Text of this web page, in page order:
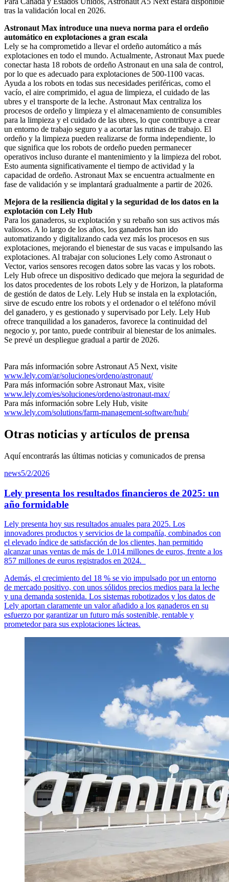
tras la validación local en 2026.
Astronaut Max introduce una nueva norma para el ordeño
automático en explotaciones a gran escala
Lely se ha comprometido a llevar el ordeño automático a más
explotaciones en todo el mundo. Actualmente, Astronaut Max puede
conectar hasta 18 robots de ordeño Astronaut en una sala de control,
por lo que es adecuado para explotaciones de 500-1100 vacas.
Ayuda a los robots en todas sus necesidades periféricas, como el
vacío, el aire comprimido, el agua de limpieza, el cuidado de las
ubres y el transporte de la leche. Astronaut Max centraliza los
procesos de ordeño y limpieza y el almacenamiento de consumibles
para la limpieza y el cuidado de las ubres, lo que contribuye a crear
un entorno de trabajo seguro y a acortar las rutinas de trabajo. El
ordeño y la limpieza pueden realizarse de forma independiente, lo
que significa que los robots de ordeño pueden permanecer
operativos incluso durante el mantenimiento y la limpieza del robot.
Esto aumenta significativamente el tiempo de actividad y la
capacidad de ordeño. Astronaut Max se encuentra actualmente en
fase de validación y se implantará gradualmente a partir de 2026.
Mejora de la resiliencia digital y la seguridad de los datos en la
explotación con Lely Hub
Para los ganaderos, su explotación y su rebaño son sus activos más
valiosos. A lo largo de los años, los ganaderos han ido
automatizando y digitalizando cada vez más los procesos en sus
explotaciones, mejorando el bienestar de sus vacas e impulsando las
explotaciones. Al trabajar con soluciones Lely como Astronaut o
Vector, varios sensores recogen datos sobre las vacas y los robots.
Lely Hub ofrece un dispositivo dedicado que mejora la seguridad de
los datos procedentes de los robots Lely y de Horizon, la plataforma
de gestión de datos de Lely. Lely Hub se instala en la explotación,
sirve de escudo entre los robots y el ordenador o el teléfono móvil
del ganadero, y es gestionado y supervisado por Lely. Lely Hub
ofrece tranquilidad a los ganaderos, favorece la continuidad del
negocio y, por tanto, puede contribuir al bienestar de los animales.
Se prevé un despliegue gradual a partir de 2026.
Para más información sobre Astronaut A5 Next, visite
www.lely.com/ar/soluciones/ordeno/astronaut/
Para más información sobre Astronaut Max, visite
www.lely.com/es/soluciones/ordeno/astronaut-max/
Para más información sobre Lely Hub, visite
www.lely.com/solutions/farm-management-software/hub/
Otras noticias y artículos de prensa
Aquí encontrarás las últimas noticias y comunicados de prensa
news5/2/2026
Lely presenta los resultados financieros de 2025: un
año formidable
Lely presenta hoy sus resultados anuales para 2025. Los
innovadores productos y servicios de la compañía, combinados con
el elevado índice de satisfacción de los clientes, han permitido
alcanzar unas ventas de más de 1.014 millones de euros, frente a los
857 millones de euros registrados en 2024.
Además, el crecimiento del 18 % se vio impulsado por un entorno
de mercado positivo, con unos sólidos precios medios para la leche
y una demanda sostenida. Los sistemas robotizados y los datos de
Lely aportan claramente un valor añadido a los ganaderos en su
esfuerzo por garantizar un futuro más sostenible, rentable y
prometedor para sus explotaciones lácteas.